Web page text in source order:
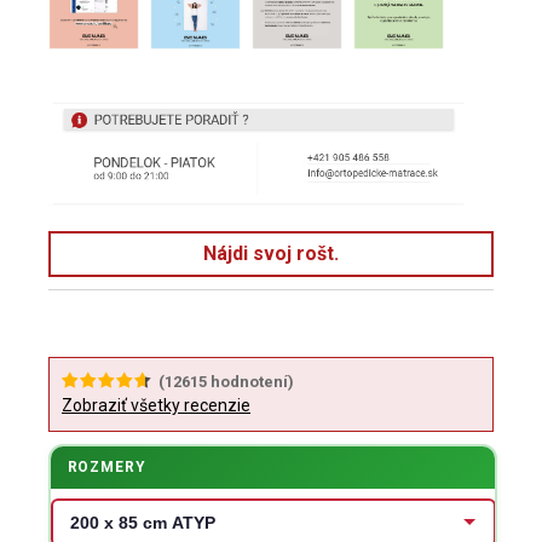
Nájdi svoj rošt.
(12615 hodnotení)
Zobraziť všetky recenzie
ROZMERY